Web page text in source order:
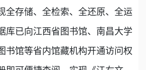
全存储、全检索、全还原、全运
库已向江西省图书馆、南昌大学
书馆等省内馆藏机构开通访问权